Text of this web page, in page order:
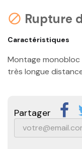
 Rupture
Caractéristiques
Montage monobloc
très longue
Partager